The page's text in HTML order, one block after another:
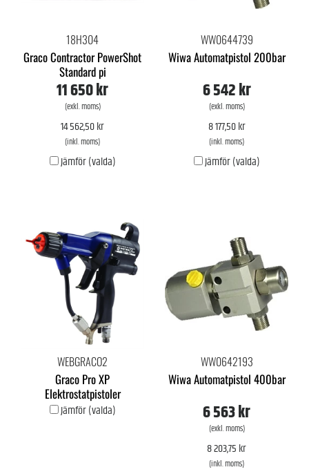
18H304
Graco Contractor PowerShot
Standard pi
11 650 kr
(exkl. moms)
14 562,50 kr
(inkl. moms)
Jämför (valda)
WW0644739
Wiwa Automatpistol 200bar
6 542 kr
(exkl. moms)
8 177,50 kr
(inkl. moms)
Jämför (valda)
WEBGRACO2
Graco Pro XP
Elektrostatpistoler
Jämför (valda)
WW0642193
Wiwa Automatpistol 400bar
6 563 kr
(exkl. moms)
8 203,75 kr
(inkl. moms)